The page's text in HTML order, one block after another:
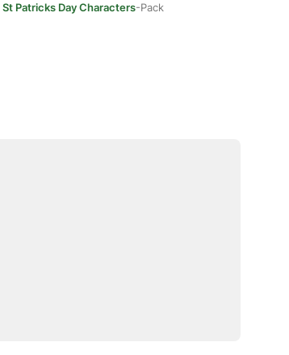
St Patricks Day Characters-Pack